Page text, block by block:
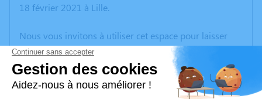
18 février 2021 à Lille.
Nous vous invitons à utiliser cet espace pour laisser
vos condoléances, partager des photos souvenirs, une
anecdote ou exprimer vos pensées à travers des
poèmes ou des textes. Cet endroit est un lieu
d'expression dédié à honorer la mémoire de Josiane